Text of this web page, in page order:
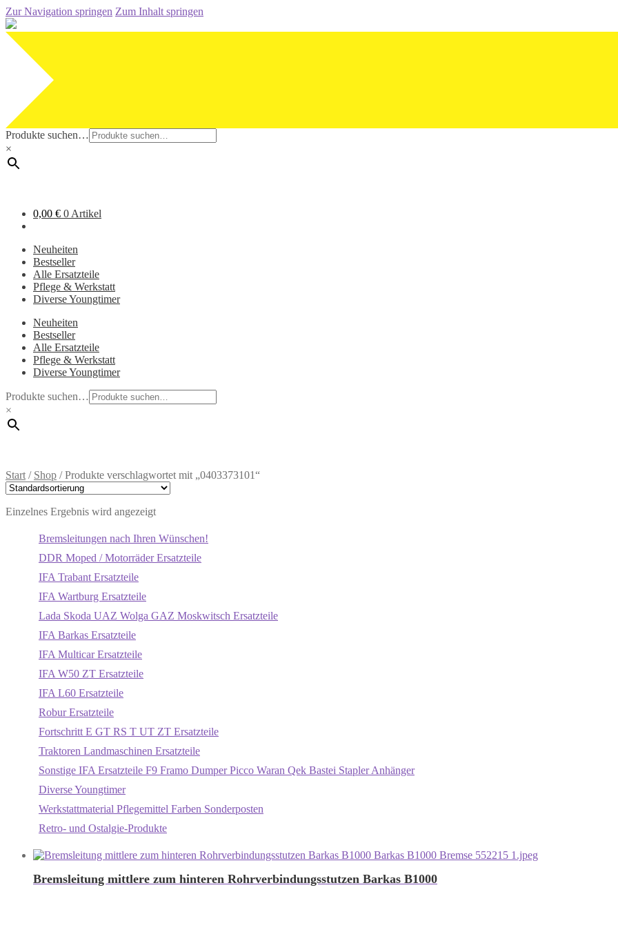
Zur Navigation springen Zum Inhalt springen
Produkte suchen…
×
0,00 € 0 Artikel
Neuheiten
Bestseller
Alle Ersatzteile
Pflege & Werkstatt
Diverse Youngtimer
Neuheiten
Bestseller
Alle Ersatzteile
Pflege & Werkstatt
Diverse Youngtimer
Produkte suchen…
×
Start / Shop /Produkte verschlagwortet mit „0403373101“
Einzelnes Ergebnis wird angezeigt
Bremsleitungen nach Ihren Wünschen!
DDR Moped / Motorräder Ersatzteile
IFA Trabant Ersatzteile
IFA Wartburg Ersatzteile
Lada Skoda UAZ Wolga GAZ Moskwitsch Ersatzteile
IFA Barkas Ersatzteile
IFA Multicar Ersatzteile
IFA W50 ZT Ersatzteile
IFA L60 Ersatzteile
Robur Ersatzteile
Fortschritt E GT RS T UT ZT Ersatzteile
Traktoren Landmaschinen Ersatzteile
Sonstige IFA Ersatzteile F9 Framo Dumper Picco Waran Qek Bastei Stapler Anhänger
Diverse Youngtimer
Werkstattmaterial Pflegemittel Farben Sonderposten
Retro- und Ostalgie-Produkte
Bremsleitung mittlere zum hinteren Rohrverbindungsstutzen Barkas B1000